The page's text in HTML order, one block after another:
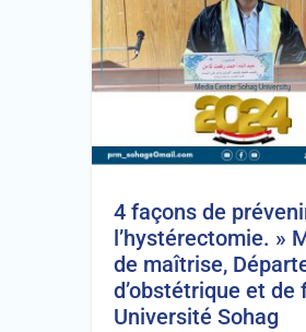
4 façons de
l’hystérectomie. »
de maîtrise,
d’obstétrique et de
Université Sohag